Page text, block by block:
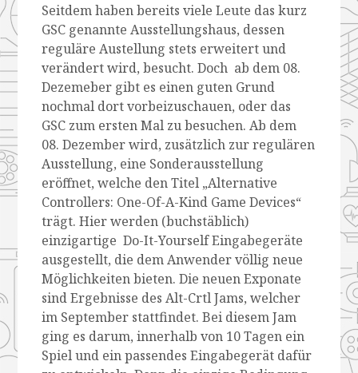
Seitdem haben bereits viele Leute das kurz
GSC genannte Ausstellungshaus, dessen
reguläre Austellung stets erweitert und
verändert wird, besucht. Doch ab dem 08.
Dezemeber gibt es einen guten Grund
nochmal dort vorbeizuschauen, oder das
GSC zum ersten Mal zu besuchen. Ab dem
08. Dezember wird, zusätzlich zur regulären
Ausstellung, eine Sonderausstellung
eröffnet, welche den Titel „Alternative
Controllers: One-Of-A-Kind Game Devices“
trägt. Hier werden (buchstäblich)
einzigartige Do-It-Yourself Eingabegeräte
ausgestellt, die dem Anwender völlig neue
Möglichkeiten bieten. Die neuen Exponate
sind Ergebnisse des Alt-Crtl Jams, welcher
im September stattfindet. Bei diesem Jam
ging es darum, innerhalb von 10 Tagen ein
Spiel und ein passendes Eingabegerät dafür